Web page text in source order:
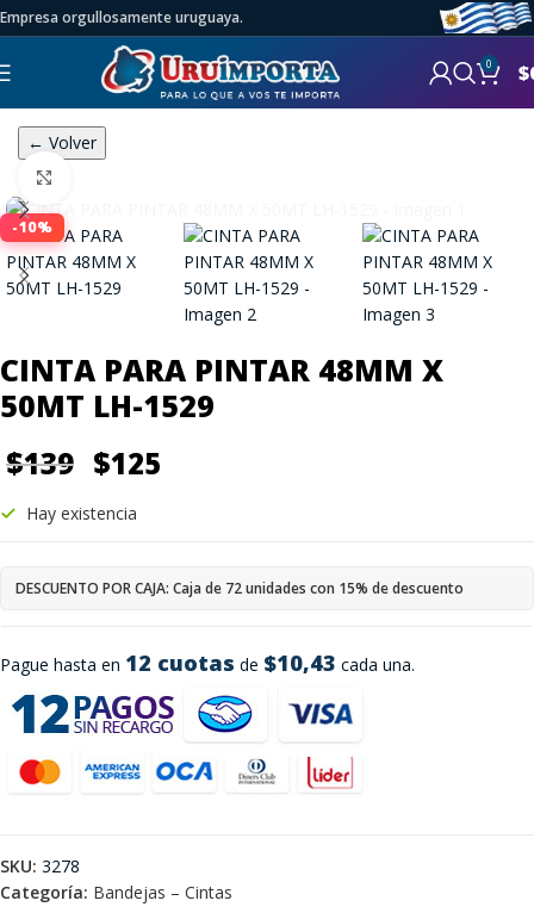
Empresa orgullosamente uruguaya.
0 $
← Volver
-10%
CINTA PARA PINTAR 48MM X
50MT LH-1529
$139 $125
Pague hasta en 12 cuotas de $10,43 cada una.
Hay existencia
DESCUENTO POR CAJA: Caja de 72 unidades con 15% de descuento
SKU: 3278
Categoría: Bandejas – Cintas